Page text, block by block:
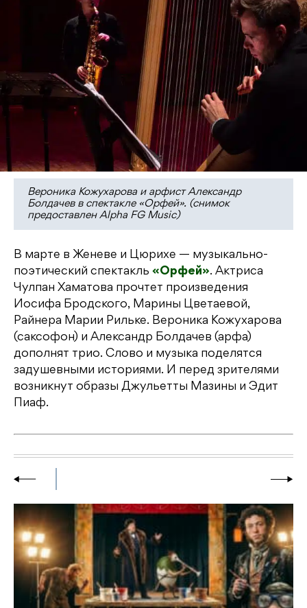
Вероника Кожухарова и арфист Александр
Болдачев в спектакле «Орфей». (снимок
предоставлен Alpha FG Music)
В марте в Женеве и Цюрихе — музыкально-
поэтический спектакль «Орфей». Актриса
Чулпан Хаматова прочтет произведения
Иосифа Бродского, Марины Цветаевой,
Райнера Марии Рильке. Вероника Кожухарова
(саксофон) и Александр Болдачев (арфа)
дополнят трио. Слово и музыка поделятся
задушевными историями. И перед зрителями
возникнут образы Джульетты Мазины и Эдит
Пиаф.